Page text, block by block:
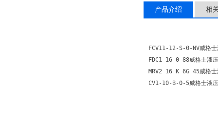
产品介绍 相
FCV11-12-S-0-NV威格
FDC1 16 0 88威格士液
MRV2 16 K 6G 45威格
CV1-10-B-0-5威格士液